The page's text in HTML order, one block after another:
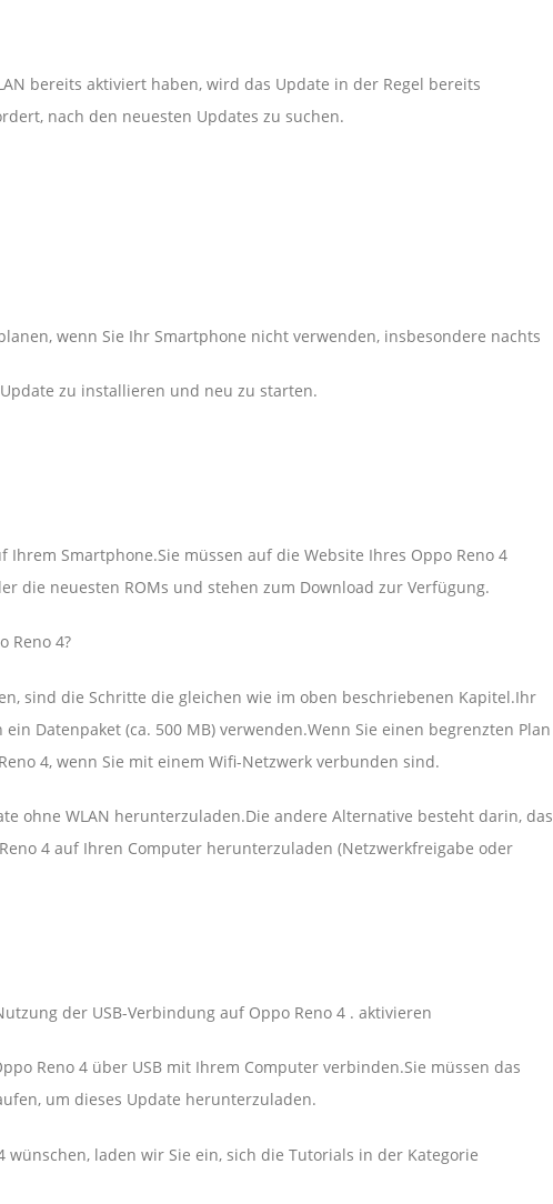
bereits aktiviert haben, wird das Update in der Regel bereits
nach den neuesten Updates zu suchen.
wenn Sie Ihr Smartphone nicht verwenden, insbesondere nachts
zu installieren und neu zu starten.
Smartphone.Sie müssen auf die Website Ihres Oppo Reno 4
die neuesten ROMs und stehen zum Download zur Verfügung.
Reno 4?
sind die Schritte die gleichen wie im oben beschriebenen Kapitel.Ihr
Datenpaket (ca. 500 MB) verwenden.Wenn Sie einen begrenzten Plan
4, wenn Sie mit einem Wifi-Netzwerk verbunden sind.
ohne WLAN herunterzuladen.Die andere Alternative besteht darin, das
4 auf Ihren Computer herunterzuladen (Netzwerkfreigabe oder
der USB-Verbindung auf Oppo Reno 4 . aktivieren
Reno 4 über USB mit Ihrem Computer verbinden.Sie müssen das
um dieses Update herunterzuladen.
laden wir Sie ein, sich die Tutorials in der Kategorie